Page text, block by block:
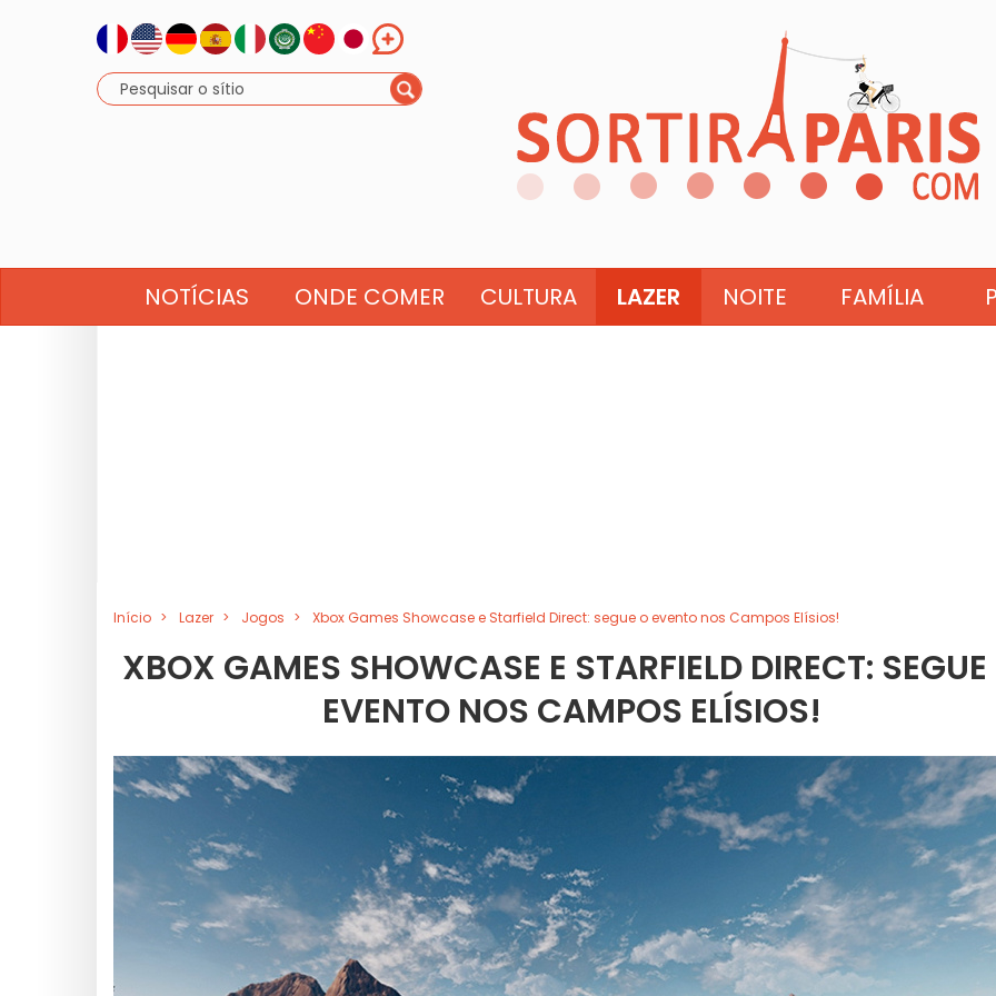
NOTÍCIAS ONDE COMER CULTURA LAZER NOITE FAMÍLIA
Início Lazer Jogos Xbox Games Showcase e Starfield Direct: segue o evento nos Campos Elísios!
XBOX GAMES SHOWCASE E STARFIELD DIRECT:
EVENTO NOS CAMPOS ELÍSIOS!